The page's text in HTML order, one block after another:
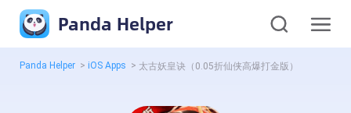
Panda Helper
Panda Helper > iOS Apps > 太古妖皇诀（0.05折仙侠高爆打金版）